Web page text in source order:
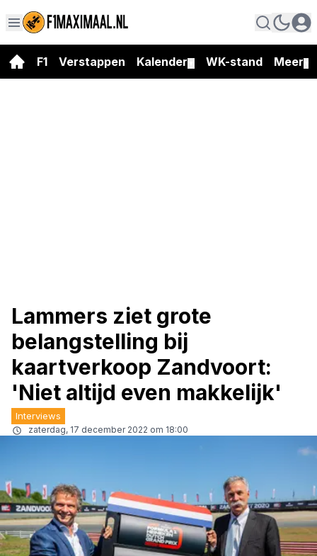
F1 Verstappen Kalender WK-stand Meer
Lammers ziet grote
belangstelling bij
kaartverkoop Zandvoort:
'Niet altijd even makkelijk'
Interviews
zaterdag, 17 december 2022 om 18:00